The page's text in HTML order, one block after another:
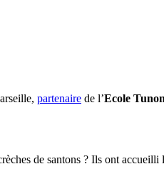
partenaire de l’Ecole
de santons ? Ils ont